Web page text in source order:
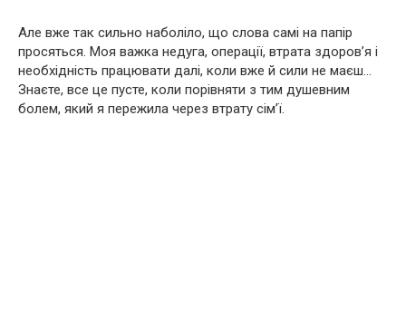
Але вже так сильно наболiло, що слова самi на папiр
просяться. Моя важка недуга, операцiї, втрата здоров’я i
необхiднiсть працювати далi, коли вже й сили не маєш…
Знаєте, все це пусте, коли порiвняти з тим душевним
болем, який я пережила через втрату сiм’ї.